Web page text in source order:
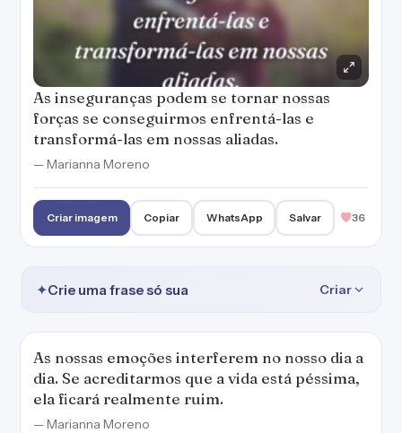
As inseguranças podem se tornar nossas
forças se conseguirmos enfrentá-las e
transformá-las em nossas aliadas.
— Marianna Moreno
Criar imagem Copiar WhatsApp Salvar 36
✦Crie uma frase só sua Criar
As nossas emoções interferem no nosso dia a
dia. Se acreditarmos que a vida está péssima,
ela ficará realmente ruim.
— Marianna Moreno